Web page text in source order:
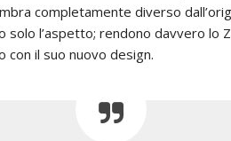
completamente diverso
solo l’aspetto; rendono davvero lo
con il suo nuovo design.